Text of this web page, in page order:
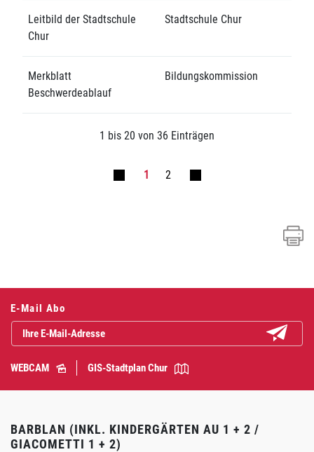
Leitbild der Stadtschule
Chur
Stadtschule Chur
Merkblatt
Beschwerdeablauf
Bildungskommission
1 bis 20 von 36 Einträgen
1 2
E-Mail Abo
WEBCAM GIS-Stadtplan Chur
BARBLAN (INKL. KINDERGÄRTEN AU 1 + 2 /
GIACOMETTI 1 + 2)